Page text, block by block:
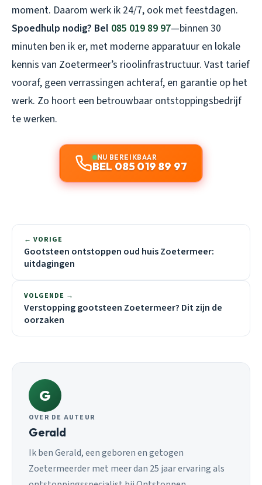
moment. Daarom werk ik 24/7, ook met feestdagen.
Spoedhulp nodig? Bel 085 019 89 97—binnen 30
minuten ben ik er, met moderne apparatuur en lokale
kennis van Zoetermeer’s rioolinfrastructuur. Vast tarief
vooraf, geen verrassingen achteraf, en garantie op het
werk. Zo hoort een betrouwbaar ontstoppingsbedrijf
te werken.
NU BEREIKBAAR
BEL 085 019 89 97
← VORIGE
Gootsteen ontstoppen oud huis Zoetermeer:
uitdagingen
VOLGENDE →
Verstopping gootsteen Zoetermeer? Dit zijn de
oorzaken
G
OVER DE AUTEUR
Gerald
Ik ben Gerald, een geboren en getogen
Zoetermeerder met meer dan 25 jaar ervaring als